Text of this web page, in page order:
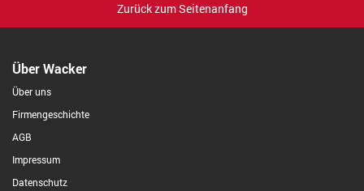
Zurück zum Seitenanfang
Über Wacker
Über uns
Firmengeschichte
AGB
Impressum
Datenschutz